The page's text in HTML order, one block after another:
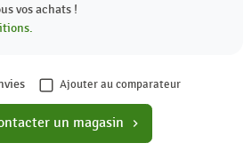
vos achats !
Ajouter au comparateur
un magasin chevron_right